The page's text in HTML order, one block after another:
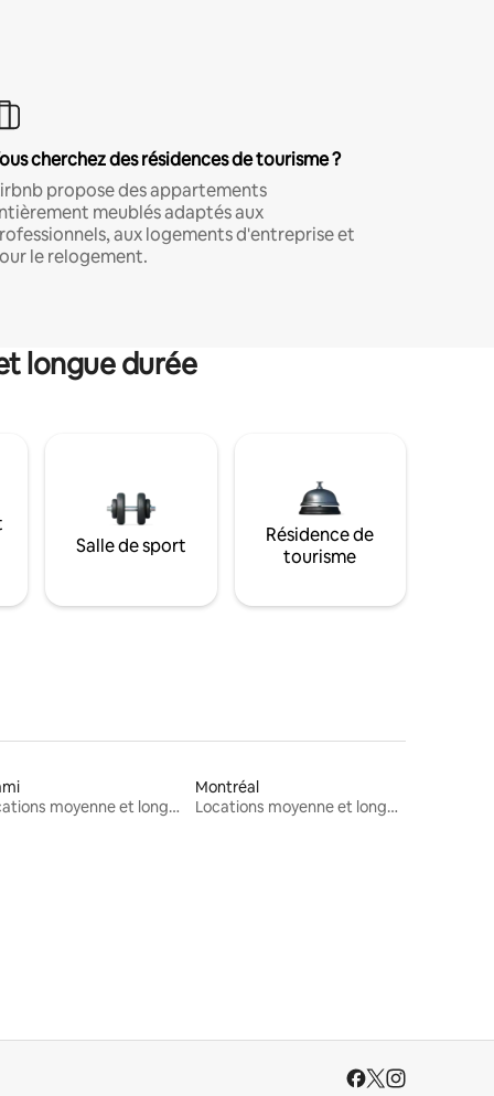
cherchez des résidences de tourisme ?
propose des appartements
meublés adaptés aux
aux logements d'entreprise et
le relogement.
longue durée
Salle de sport
Résidence de
tourisme
Locations moyenne et longue durée
Montréal
Locations moyenne et longue durée